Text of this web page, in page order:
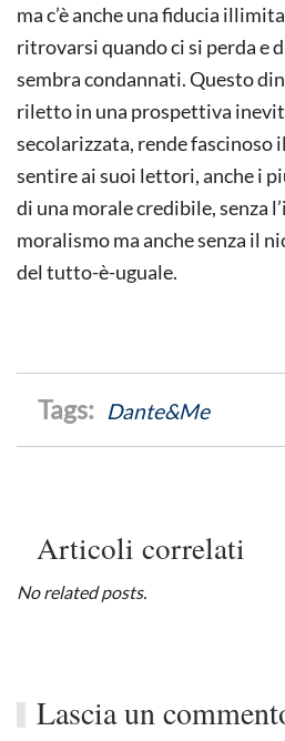
ma c’è anche una fiducia
ritrovarsi quando ci si perda e
sembra condannati. Questo
riletto in una prospettiva
secolarizzata, rende fascinoso
sentire ai suoi lettori, anche i
di una morale credibile, senza
moralismo ma anche senza il
del tutto-è-uguale.
Dante&Me
Articoli correlati
No related posts.
Lascia un